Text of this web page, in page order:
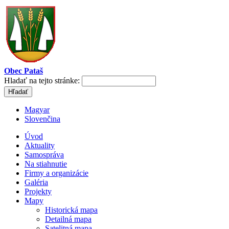
Obec Pataš
Hladať na tejto stránke:
Magyar
Slovenčina
Úvod
Aktuality
Samospráva
Na stiahnutie
Firmy a organizácie
Galéria
Projekty
Mapy
Historická mapa
Detailná mapa